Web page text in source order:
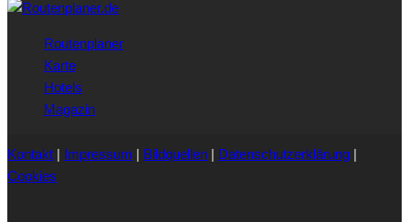
Routenplaner
Karte
Hotels
Magazin
Kontakt | Impressum | Bildquellen | Datenschutzerklärung |
Cookies